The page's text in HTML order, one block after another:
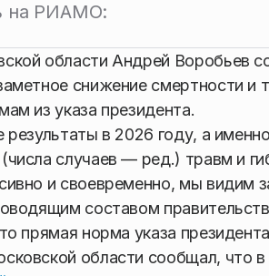
на РИАМО:
области Андрей Воробьев
снижение смертности и
из указа президента.
результаты в 2026 году, а
случаев — ред.) травм и
и своевременно, мы видим
составом
прямая норма указа
области сообщал, что в